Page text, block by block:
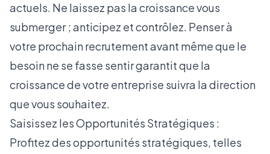
actuels. Ne laissez pas la croissance vous
submerger ; anticipez et contrôlez. Penser à
votre prochain recrutement avant même que le
besoin ne se fasse sentir garantit que la
croissance de votre entreprise suivra la direction
que vous souhaitez.
Saisissez les Opportunités Stratégiques :
Profitez des opportunités stratégiques, telles